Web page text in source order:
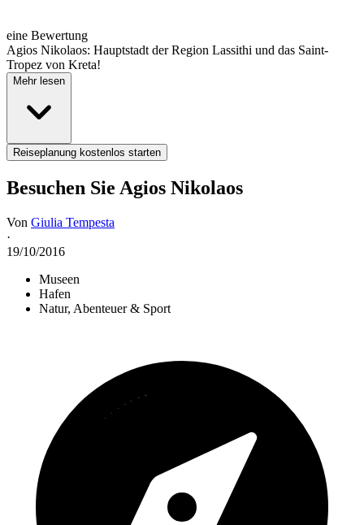
eine Bewertung
Agios Nikolaos: Hauptstadt der Region Lassithi und das Saint-
Tropez von Kreta!
Mehr lesen
Reiseplanung kostenlos starten
Besuchen Sie Agios Nikolaos
Von Giulia Tempesta
·
19/10/2016
Museen
Hafen
Natur, Abenteuer & Sport